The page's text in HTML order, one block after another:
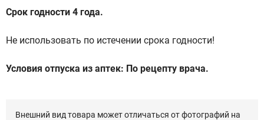
Срок годности 4 года.
Не использовать по истечении срока годности!
Условия отпуска из аптек: По рецепту врача.
Внешний вид товара может отличаться от фотографий на